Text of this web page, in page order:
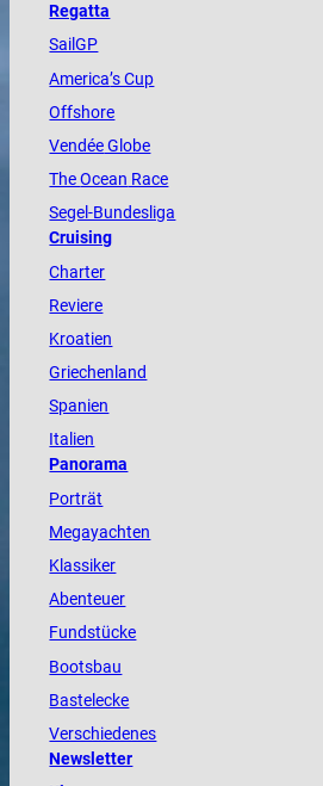
Regatta
SailGP
America’s Cup
Offshore
VendéeGlobe
TheOcean Race
Segel-Bundesliga
Cruising
Charter
Reviere
Kroatien
Griechenland
Spanien
Italien
Panorama
Porträt
Megayachten
Klassiker
Abenteuer
Fundstücke
Bootsbau
Bastelecke
Verschiedenes
Newsletter